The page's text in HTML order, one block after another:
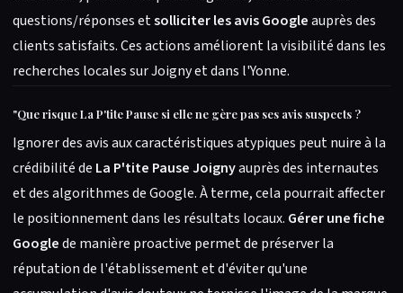
questions/réponses etsolliciter les avis Googleauprès des
clients satisfaits. Ces actions améliorent la visibilité dans les
recherches locales sur Joigny et dans l'Yonne.
"Que risque La P'tite Pause si elle ne gère pas ses avis suspects ?
Ignorer des avis aux caractéristiques atypiques peut nuire à la
crédibilité de La P'tite Pause Joignyauprès des internautes
et des algorithmes de Google. À terme, cela pourrait affecter
le positionnement dans les résultats locaux. Gérer une fiche
Googlede manière proactive permet de préserver la
réputation de l'établissement et d'éviter qu'une